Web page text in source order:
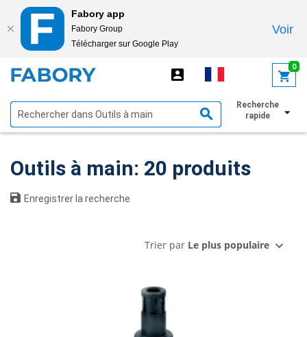
Fabory app
Fabory Group
Télécharger sur Google Play
Voir
0
Recherche
rapide
Afficher les filtres
Outils à main: 20 produits
Enregistrer la recherche
Trier par Le plus populaire